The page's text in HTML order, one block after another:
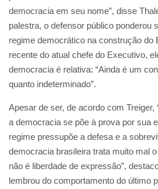
democracia em seu nome”, disse
palestra, o defensor público ponderou
regime democrático na construção do
recente do atual chefe do Executivo,
democracia é relativa: “Ainda é um
quanto indeterminado”.
Apesar de ser, de acordo com Treiger,
a democracia se põe à prova por sua
regime pressupõe a defesa e a
democracia brasileira trata muito mal
não é liberdade de expressão”,
lembrou do comportamento do último